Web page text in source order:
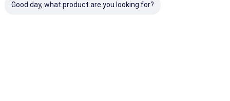
Good day, what product are you looking for?